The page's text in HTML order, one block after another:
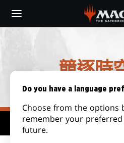
main
競逐時
賽制中心
Do you have a language
Choose from the options
remember your
future.